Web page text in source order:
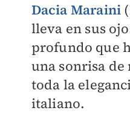
Dacia Maraini
lleva en sus
profundo que
una sonrisa
toda la
italiano.